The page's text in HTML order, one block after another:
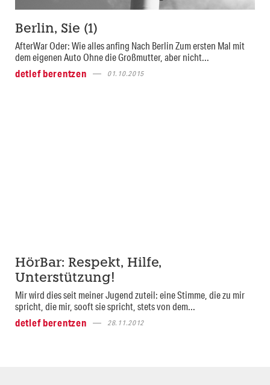
Berlin, Sie (1)
AfterWar Oder: Wie alles anfing Nach Berlin Zum ersten Mal mit
dem eigenen Auto Ohne die Großmutter, aber nicht...
detlef berentzen
01.10.2015
HörBar: Respekt, Hilfe,
Unterstützung!
Mir wird dies seit meiner Jugend zuteil: eine Stimme, die zu mir
spricht, die mir, sooft sie spricht, stets von dem...
detlef berentzen
28.11.2012